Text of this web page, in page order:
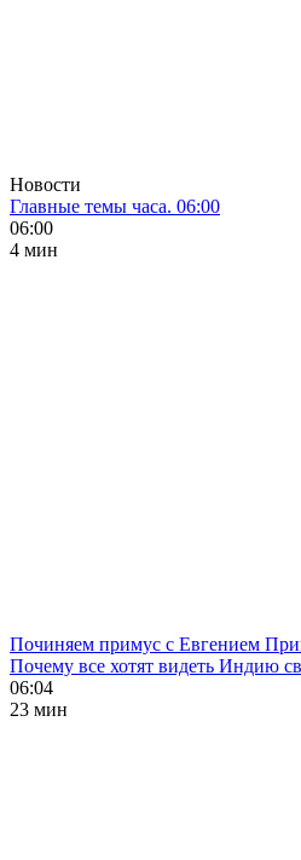
Новости
Главные темы часа. 06:00
06:00
4 мин
Починяем примус с Евгением
Почему все хотят видеть Индию
06:04
23 мин